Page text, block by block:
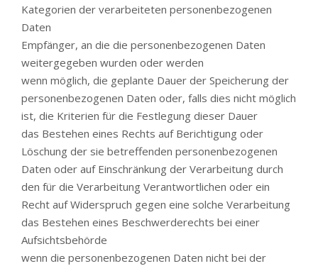
Kategorien der verarbeiteten personenbezogenen
Daten
Empfänger, an die die personenbezogenen Daten
weitergegeben wurden oder werden
wenn möglich, die geplante Dauer der Speicherung der
personenbezogenen Daten oder, falls dies nicht möglich
ist, die Kriterien für die Festlegung dieser Dauer
das Bestehen eines Rechts auf Berichtigung oder
Löschung der sie betreffenden personenbezogenen
Daten oder auf Einschränkung der Verarbeitung durch
den für die Verarbeitung Verantwortlichen oder ein
Recht auf Widerspruch gegen eine solche Verarbeitung
das Bestehen eines Beschwerderechts bei einer
Aufsichtsbehörde
wenn die personenbezogenen Daten nicht bei der